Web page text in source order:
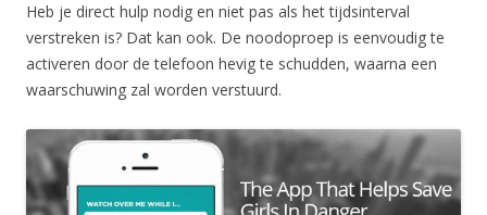
Heb je direct hulp nodig en niet pas als het tijdsinterval
verstreken is? Dat kan ook. De noodoproep is eenvoudig te
activeren door de telefoon hevig te schudden, waarna een
waarschuwing zal worden verstuurd.